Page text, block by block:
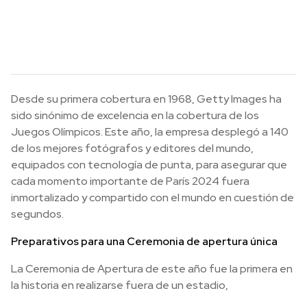
Desde su primera cobertura en 1968, Getty Images ha
sido sinónimo de excelencia en la cobertura de los
Juegos Olímpicos. Este año, la empresa desplegó a 140
de los mejores fotógrafos y editores del mundo,
equipados con tecnología de punta, para asegurar que
cada momento importante de París 2024 fuera
inmortalizado y compartido con el mundo en cuestión de
segundos.
Preparativos para una Ceremonia de apertura única
La Ceremonia de Apertura de este año fue la primera en
la historia en realizarse fuera de un estadio,